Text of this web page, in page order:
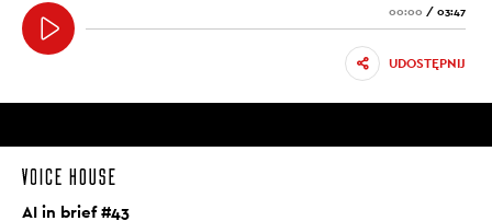
00:00 / 03:47
UDOSTĘPNIJ
AI in brief #43